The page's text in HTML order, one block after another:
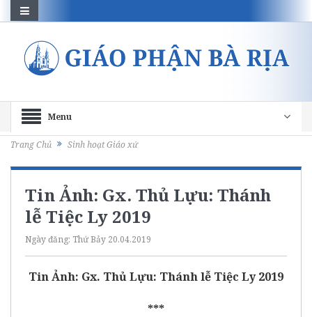
Menu
Trang Chủ Sinh hoạt Giáo xứ
Tin Ảnh: Gx. Thủ Lựu: Thánh
lễ Tiệc Ly 2019
Ngày đăng: Thứ Bảy 20.04.2019
Tin Ảnh: Gx. Thủ Lựu: Thánh lễ Tiệc Ly 2019
***